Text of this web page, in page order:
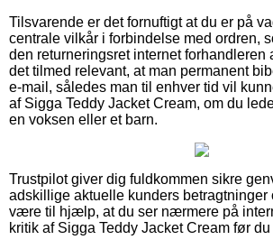
Tilsvarende er det fornuftigt at du er på
centrale vilkår i forbindelse med ordren,
den returneringsret internet forhandleren
det tilmed relevant, at man permanent
e-mail, således man til enhver tid vil
af Sigga Teddy Jacket Cream, om du
en voksen eller et barn.
Trustpilot giver dig fuldkommen sikre
adskillige aktuelle kunders betragtninger
være til hjælp, at du ser nærmere på
kritik af Sigga Teddy Jacket Cream før du